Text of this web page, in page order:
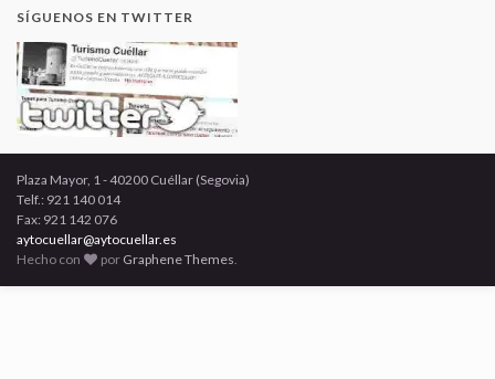
SÍGUENOS EN TWITTER
Plaza Mayor, 1 - 40200 Cuéllar (Segovia)
Telf.: 921 140 014
Fax: 921 142 076
aytocuellar@aytocuellar.es
Hecho con
por Graphene Themes.